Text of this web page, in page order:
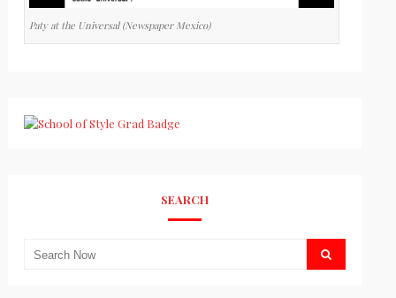
Paty at the Universal (Newspaper Mexico)
SEARCH